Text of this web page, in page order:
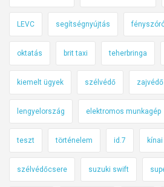
LEVC segítségnyújtás
oktatás brit taxi teherbringa
kiemelt ügyek szélvédő zajvédő
lengyelország elektromos munkagép
teszt történelem id.7
szélvédőcsere suzuki swift